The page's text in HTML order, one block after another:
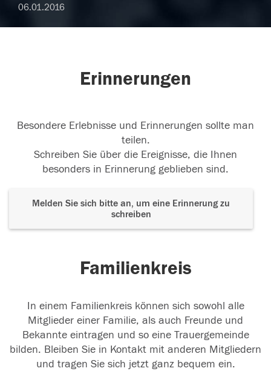
06.01.2016
Erinnerungen
Besondere Erlebnisse und Erinnerungen sollte man
teilen.
Schreiben Sie über die Ereignisse, die Ihnen
besonders in Erinnerung geblieben sind.
Melden Sie sich bitte an, um eine Erinnerung zu
schreiben
Familienkreis
In einem Familienkreis können sich sowohl alle
Mitglieder einer Familie, als auch Freunde und
Bekannte eintragen und so eine Trauergemeinde
bilden. Bleiben Sie in Kontakt mit anderen Mitgliedern
und tragen Sie sich jetzt ganz bequem ein.